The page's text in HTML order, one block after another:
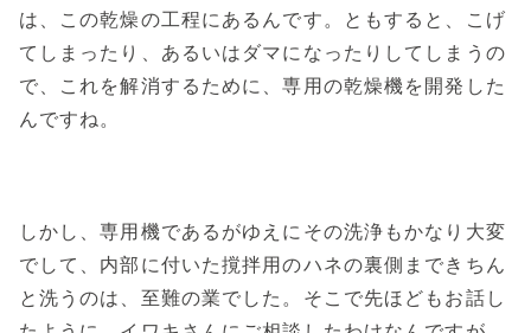
は、この乾燥の工程にあるんです。ともすると、こげ
てしまったり、あるいはダマになったりしてしまうの
で、これを解消するために、専用の乾燥機を開発した
んですね。
しかし、専用機であるがゆえにその洗浄もかなり大変
でして、内部に付いた撹拌用のハネの裏側まできちん
と洗うのは、至難の業でした。そこで先ほどもお話し